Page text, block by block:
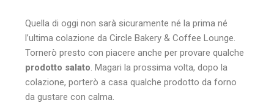
Quella di oggi non sarà sicuramente né la prima né
l’ultima colazione da Circle Bakery & Coffee Lounge.
Tornerò presto con piacere anche per provare qualche
prodotto salato . Magari la prossima volta, dopo la
colazione, porterò a casa qualche prodotto da forno
da gustare con calma.